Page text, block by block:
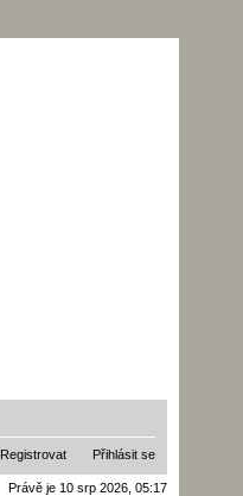
Registrovat Přihlásit se
Právě je 10 srp 2026, 05:17